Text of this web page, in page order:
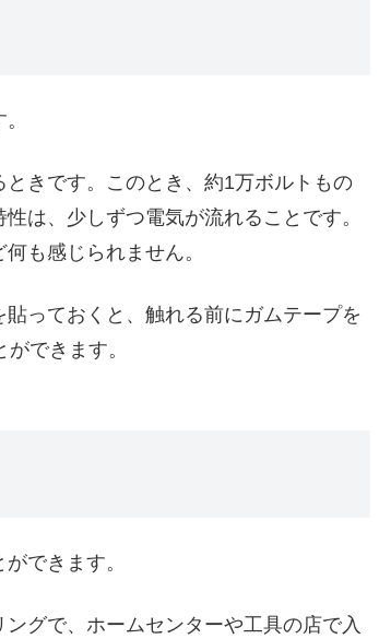
きです。このとき、約1万ボルトもの
は、少しずつ電気が流れることです。
も感じられません。
っておくと、触れる前にガムテープを
できます。
できます。
グで、ホームセンターや工具の店で入